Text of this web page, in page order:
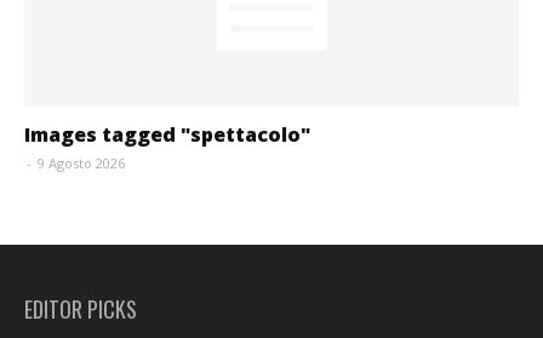
Images tagged "spettacolo"
- 9 Agosto 2026
EDITOR PICKS